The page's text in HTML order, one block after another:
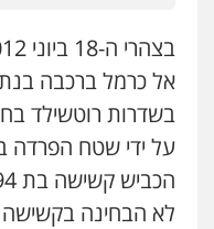
עו"ד
פליליאל כרמל ברכבה
בשדרות רוטשילד
על ידי שטח הפרדה
לא הבחינה